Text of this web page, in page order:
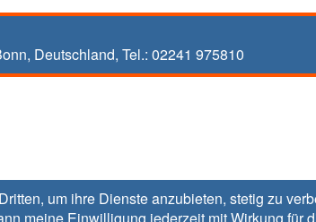
um ihre Dienste anzubieten, stetig zu
, Deutschland, Tel.: 02241 975810